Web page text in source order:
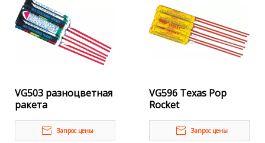
VG503 разноцветная
ракета
Запрос цены
VG596 Texas Pop
Rocket
Запрос цены